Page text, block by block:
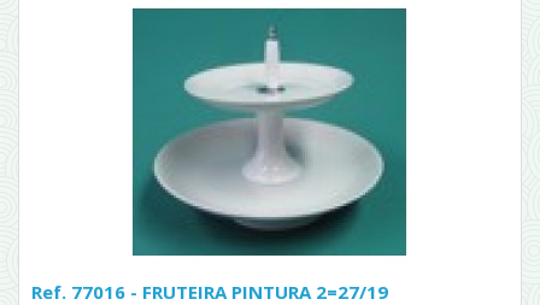
Ref. 77016 - FRUTEIRA PINTURA 2=27/19